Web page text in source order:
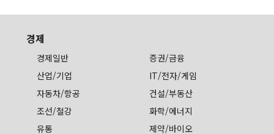
경제
경제일반
증권/금융
산업/기업
IT/전자/게임
자동차/항공
건설/부동산
조선/철강
화학/에너지
유통
제약/바이오